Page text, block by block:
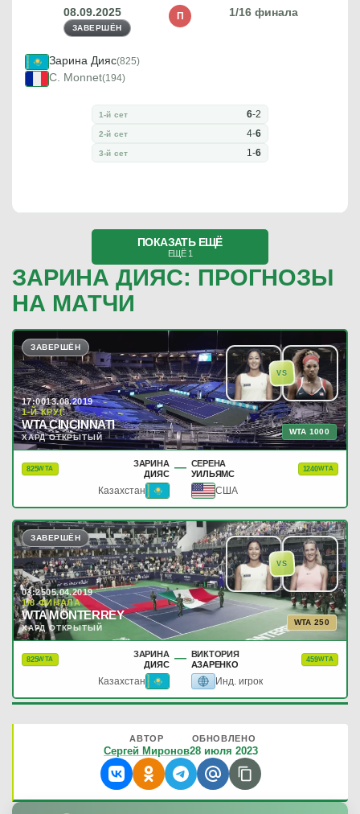
08.09.2025
ЗАВЕРШЁН
1/16 финала
П
Зарина Дияс(825)
C. Monnet(194)
1-й сет 6-2
2-й сет 4-6
3-й сет 1-6
ПОКАЗАТЬ ЕЩЁ
ЕЩЁ 1
ЗАРИНА ДИЯС: ПРОГНОЗЫ
НА МАТЧИ
VS
ЗАВЕРШЁН
17:0013.08.2019
1-Й КРУГ
WTA CINCINNATI
ХАРД ОТКРЫТЫЙ
WTA 1000
825WTA
ЗАРИНА
ДИЯС — СЕРЕНА
УИЛЬЯМС
1240WTA
Казахстан США
VS
ЗАВЕРШЁН
03:2505.04.2019
1/8 ФИНАЛА
WTA MONTERREY
ХАРД ОТКРЫТЫЙ
WTA 250
825WTA
ЗАРИНА
ДИЯС — ВИКТОРИЯ
АЗАРЕНКО
459WTA
Казахстан Инд. игрок
АВТОР
Сергей Миронов
ОБНОВЛЕНО
28 июля 2023